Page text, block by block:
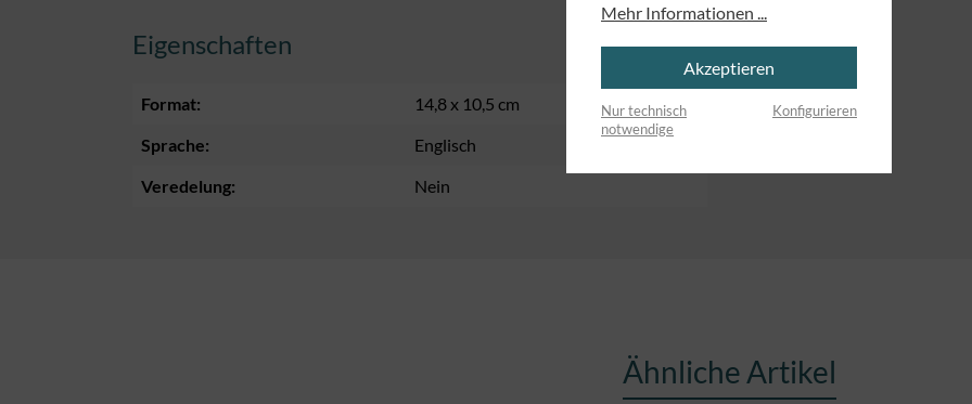
Eigenschaften
Format:
14,8 x 10,5 cm
Sprache:
Englisch
Veredelung:
Nein
Ähnliche Artikel
Mehr Informationen ...
Akzeptieren
Nur technisch
notwendige
Konfigurieren